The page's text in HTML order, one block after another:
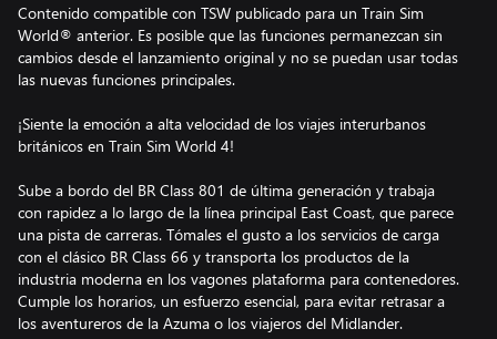
Contenido compatible con TSW publicado para un Train Sim
World® anterior. Es posible que las funciones permanezcan sin
cambios desde el lanzamiento original y no se puedan usar todas
las nuevas funciones principales.
¡Siente la emoción a alta velocidad de los viajes interurbanos
británicos en Train Sim World 4!
Sube a bordo del BR Class 801 de última generación y trabaja
con rapidez a lo largo de la línea principal East Coast, que parece
una pista de carreras. Tómales el gusto a los servicios de carga
con el clásico BR Class 66 y transporta los productos de la
industria moderna en los vagones plataforma para contenedores.
Cumple los horarios, un esfuerzo esencial, para evitar retrasar a
los aventureros de la Azuma o los viajeros del Midlander.